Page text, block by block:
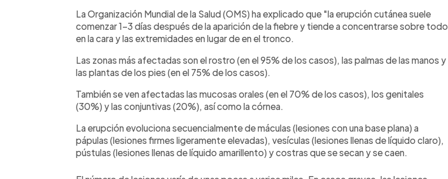
La Organización Mundial de la Salud (OMS) ha explicado que "la erupción cutánea suele
comenzar 1-3 días después de la aparición de la fiebre y tiende a concentrarse sobre todo
en la cara y las extremidades en lugar de en el tronco.
Las zonas más afectadas son el rostro (en el 95% de los casos), las palmas de las manos y
las plantas de los pies (en el 75% de los casos).
También se ven afectadas las mucosas orales (en el 70% de los casos), los genitales
(30%) y las conjuntivas (20%), así como la córnea.
La erupción evoluciona secuencialmente de máculas (lesiones con una base plana) a
pápulas (lesiones firmes ligeramente elevadas), vesículas (lesiones llenas de líquido claro),
pústulas (lesiones llenas de líquido amarillento) y costras que se secan y se caen.